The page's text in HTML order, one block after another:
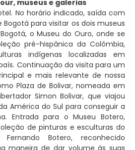
museus e galerias
No horário indicado, saída com
para visitar os dois museus
o Museu do Ouro, onde se
pré-hispânica da Colômbia,
indígenas localizadas em
Continuação da visita para um
e mais relevante de nossa
Plaza de Bolivar, nomeada em
Simon Bolivar, que viajou
América do Sul para conseguir a
Entrada para o Museu Botero,
de pinturas e esculturas do
Botero, reconhecido
maneira de dar volume às suas